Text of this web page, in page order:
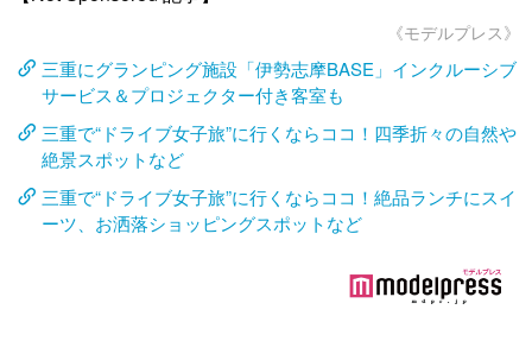
《モデルプレス》
三重にグランピング施設「伊勢志摩BASE」インクルーシブ
サービス＆プロジェクター付き客室も
三重で“ドライブ女子旅”に行くならココ！四季折々の自然や
絶景スポットなど
三重で“ドライブ女子旅”に行くならココ！絶品ランチにスイ
ーツ、お洒落ショッピングスポットなど